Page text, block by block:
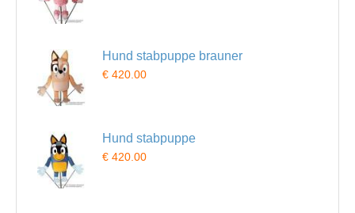
Hund stabpuppe brauner
€ 420.00
Hund stabpuppe
€ 420.00